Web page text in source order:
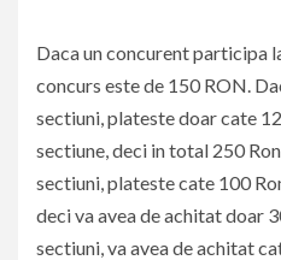
Daca un concurent participa
concurs este de 150 RON.
sectiuni, plateste doar cate
sectiune, deci in total 250
sectiuni, plateste cate 100
deci va avea de achitat doar
sectiuni, va avea de achitat